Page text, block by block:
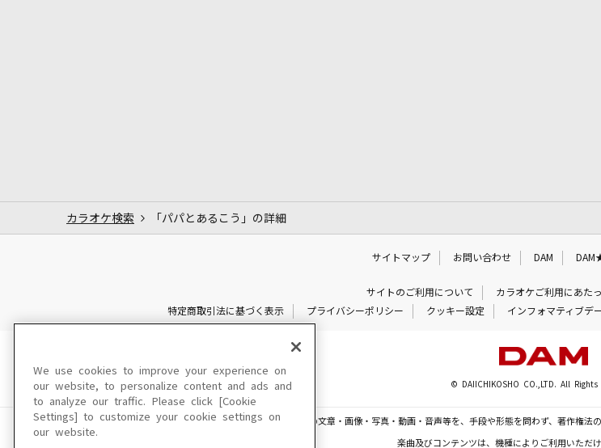
カラオケ検索 「パパとあるこう」の詳細
サイトマップ お問い合わせ DAM
サイトのご利用について カラオケご利用にあた
特定商取引法に基づく表示
プライバシーポリシー クッキー設定 インフォマティブデ
© DAIICHIKOSHO CO.,LTD. All Rights
このサイトに掲載されている一切の文章・画像・写真・動画・音声等を、手段や形態を問わず、著作権法
楽曲及びコンテンツは、機種によりご利用いただ
We use cookies to improve your experience on
our website, to personalize content and ads and
to analyze our traffic. Please click [Cookie
Settings] to customize your cookie settings on
our website.